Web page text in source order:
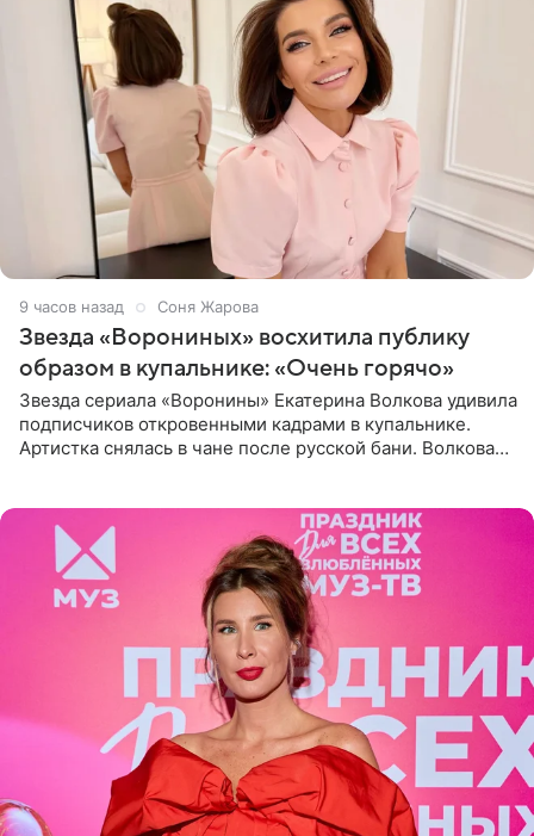
9 часов назад Соня Жарова
Звезда «Ворониных» восхитила публику
образом в купальнике: «Очень горячо»
Звезда сериала «Воронины» Екатерина Волкова удивила
подписчиков откровенными кадрами в купальнике.
Артистка снялась в чане после русской бани. Волкова